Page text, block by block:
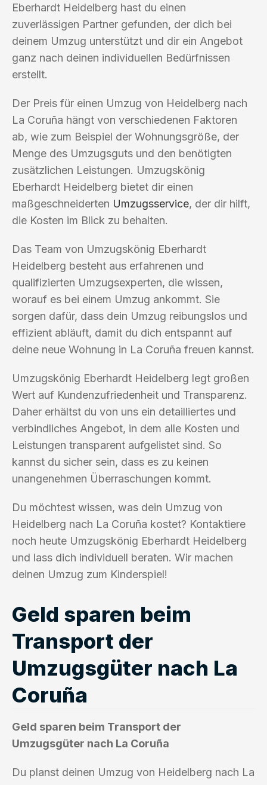
Eberhardt Heidelberg hast du einen
zuverlässigen Partner gefunden, der dich bei
deinem Umzug unterstützt und dir ein Angebot
ganz nach deinen individuellen Bedürfnissen
erstellt.
Der Preis für einen Umzug von Heidelberg nach
La Coruña hängt von verschiedenen Faktoren
ab, wie zum Beispiel der Wohnungsgröße, der
Menge des Umzugsguts und den benötigten
zusätzlichen Leistungen. Umzugskönig
Eberhardt Heidelberg bietet dir einen
maßgeschneiderten Umzugsservice, der dir hilft,
die Kosten im Blick zu behalten.
Das Team von Umzugskönig Eberhardt
Heidelberg besteht aus erfahrenen und
qualifizierten Umzugsexperten, die wissen,
worauf es bei einem Umzug ankommt. Sie
sorgen dafür, dass dein Umzug reibungslos und
effizient abläuft, damit du dich entspannt auf
deine neue Wohnung in La Coruña freuen kannst.
Umzugskönig Eberhardt Heidelberg legt großen
Wert auf Kundenzufriedenheit und Transparenz.
Daher erhältst du von uns ein detailliertes und
verbindliches Angebot, in dem alle Kosten und
Leistungen transparent aufgelistet sind. So
kannst du sicher sein, dass es zu keinen
unangenehmen Überraschungen kommt.
Du möchtest wissen, was dein Umzug von
Heidelberg nach La Coruña kostet? Kontaktiere
noch heute Umzugskönig Eberhardt Heidelberg
und lass dich individuell beraten. Wir machen
deinen Umzug zum Kinderspiel!
Geld sparen beim
Transport der
Umzugsgüter nach La
Coruña
Geld sparen beim Transport der
Umzugsgüter nach La Coruña
Du planst deinen Umzug von Heidelberg nach La